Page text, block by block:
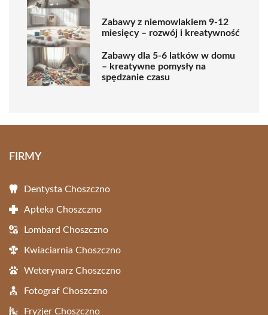
Zabawy z niemowlakiem 9-12
miesięcy – rozwój i kreatywność
Zabawy dla 5-6 latków w domu
– kreatywne pomysły na
spędzanie czasu
FIRMY
Dentysta Choszczno
Apteka Choszczno
Lombard Choszczno
Kwiaciarnia Choszczno
Weterynarz Choszczno
Fotograf Choszczno
Fryzjer Choszczno